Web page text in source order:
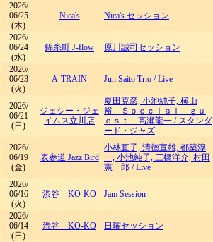
2026/
06/25
(木)
Nica's Nica's セッション
2026/
06/24
(水)
錦糸町 J-flow 原川誠司セッション
2026/
06/23
(火)
A-TRAIN Jun Saito Trio /Live
2026/
06/21
(日)
ジェシー・ジェ
イムス立川店
夏田克彦, 小池純子, 横山
裕 Ｓｐｅｃｉａｌ ｇｕ
ｅｓｔ 高瀬龍一 / スタンダ
ード・ジャズ
2026/
06/19
(金)
表参道 Jazz Bird
小林直子, 清徳宣雄, 都築淳
一, 小池純子, 三橋洋介, 村田
憲一郎 /Live
2026/
06/16
(火)
渋谷 KO-KO Jam Session
2026/
06/14
(日)
渋谷 KO-KO 日曜セッション